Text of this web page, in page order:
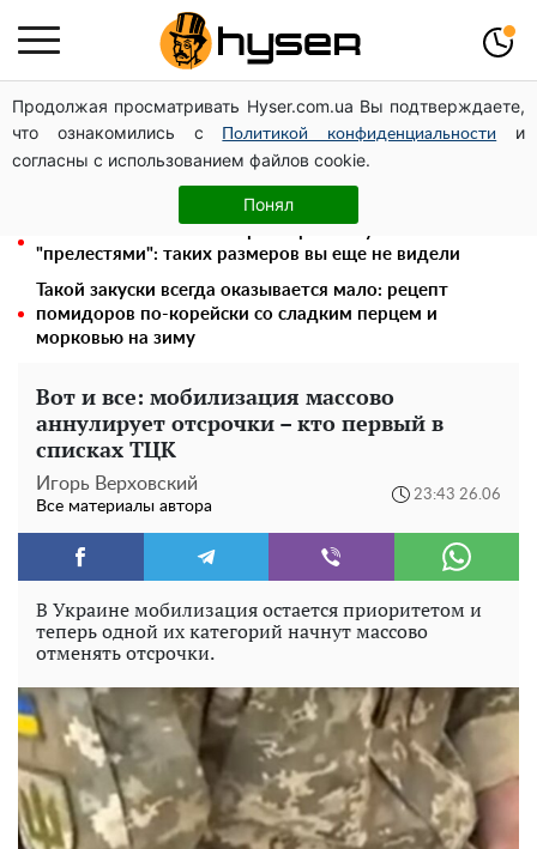
Продолжая просматривать Hyser.com.ua Вы подтверждаете,
что ознакомились с
Политикой конфиденциальности
и
согласны с использованием файлов cookie.
Понял
Голая Елена Тополя в интересных позах заставила
отвисать челюсти: слив видео – было только началом
Елена Тополя слив видео – это далеко не все:
фронтмен "Антитела" Тарас Тополя стал следующим
"прелестями": таких размеров вы еще не видели
Такой закуски всегда оказывается мало: рецепт
помидоров по-корейски со сладким перцем и
морковью на зиму
Вот и все: мобилизация массово
аннулирует отсрочки – кто первый в
списках ТЦК
Игорь Верховский
Все материалы автора
23:43 26.06
В Украине мобилизация остается приоритетом и
теперь одной их категорий начнут массово
отменять отсрочки.